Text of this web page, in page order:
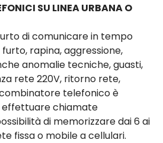
SU LINEA URBANA O
di comunicare in tempo
rapina, aggressione,
anomalie tecniche, guasti,
rete 220V, ritorno rete,
telefonico è
chiamate
di memorizzare dai 6 ai
fissa o mobile a cellulari.